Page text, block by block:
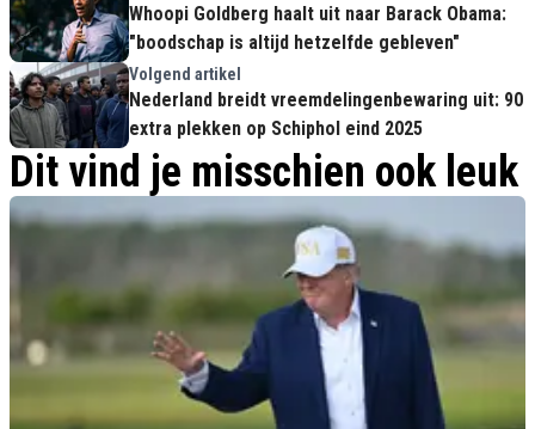
Whoopi Goldberg haalt uit naar Barack Obama:
"boodschap is altijd hetzelfde gebleven"
Volgend artikel
Nederland breidt vreemdelingenbewaring uit: 90
extra plekken op Schiphol eind 2025
Dit vind je misschien ook leuk